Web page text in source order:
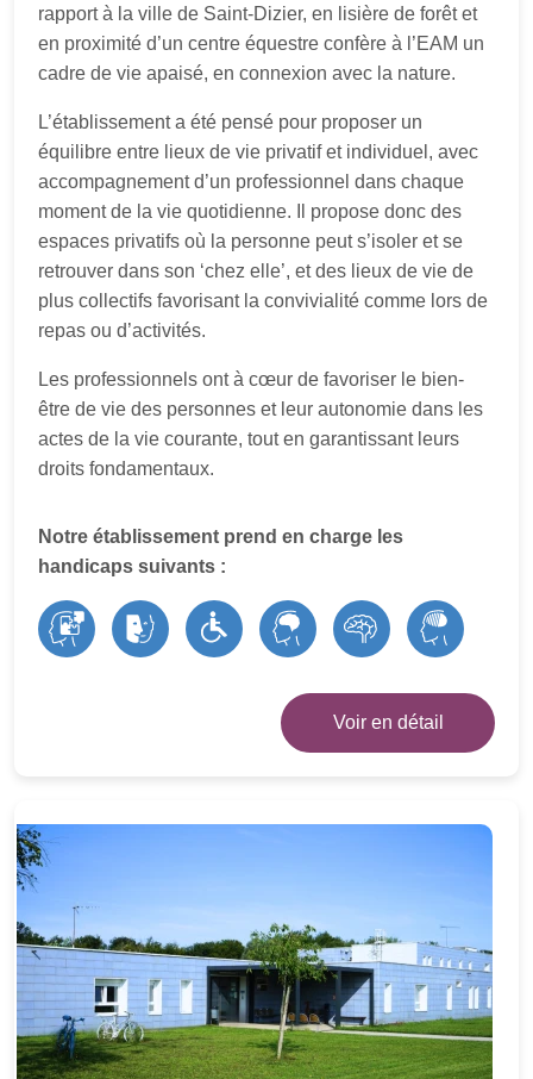
rapport à la ville de Saint-Dizier, en lisière de forêt et
en proximité d’un centre équestre confère à l’EAM un
cadre de vie apaisé, en connexion avec la nature.
L’établissement a été pensé pour proposer un
équilibre entre lieux de vie privatif et individuel, avec
accompagnement d’un professionnel dans chaque
moment de la vie quotidienne. Il propose donc des
espaces privatifs où la personne peut s’isoler et se
retrouver dans son ‘chez elle’, et des lieux de vie de
plus collectifs favorisant la convivialité comme lors de
repas ou d’activités.
Les professionnels ont à cœur de favoriser le bien-
être de vie des personnes et leur autonomie dans les
actes de la vie courante, tout en garantissant leurs
droits fondamentaux.
Notre établissement prend en charge les
handicaps suivants :
Voir en détail